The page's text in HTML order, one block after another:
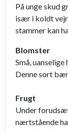
På unge skud
især i koldt
stammer kan
Blomster
Små,
Denne sort
Frugt
Under
nærtstående